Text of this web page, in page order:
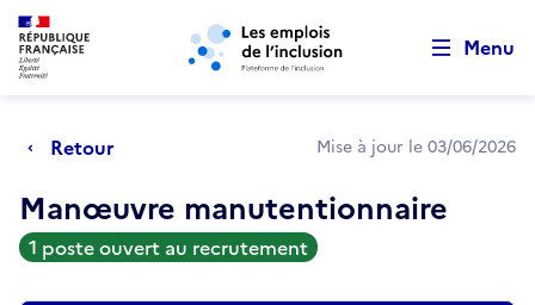
Aller au menu principal Aller au contenu principal
Menu
Retour Mise à jour le 03/06/2026
Manœuvre manutentionnaire
1 poste ouvert au recrutement
Retour au début de la page
Panneau de gestion des cookies